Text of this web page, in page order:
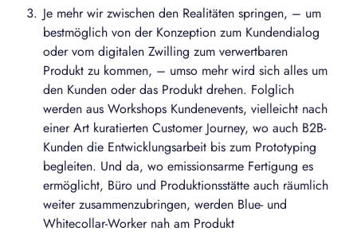
Je mehr wir zwischen den Realitäten springen, – um
bestmöglich von der Konzeption zum Kundendialog
oder vom digitalen Zwilling zum verwertbaren
Produkt zu kommen, – umso mehr wird sich alles um
den Kunden oder das Produkt drehen. Folglich
werden aus Workshops Kundenevents, vielleicht nach
einer Art kuratierten Customer Journey, wo auch B2B-
Kunden die Entwicklungsarbeit bis zum Prototyping
begleiten. Und da, wo emissionsarme Fertigung es
ermöglicht, Büro und Produktionsstätte auch räumlich
weiter zusammenzubringen, werden Blue- und
Whitecollar-Worker nah am Produkt